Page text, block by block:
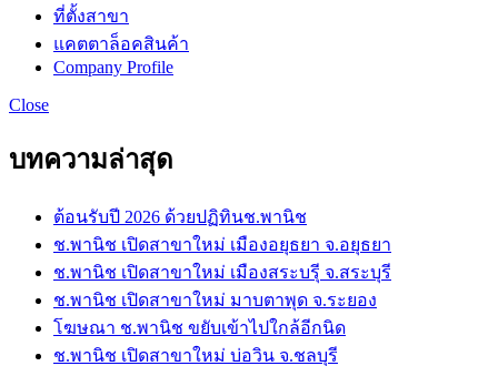
ที่ตั้งสาขา
แคตตาล็อคสินค้า
Company Profile
Close
บทความล่าสุด
ต้อนรับปี 2026 ด้วยปฏิทินช.พานิช
ช.พานิช เปิดสาขาใหม่ เมืองอยุธยา จ.อยุธยา
ช.พานิช เปิดสาขาใหม่ เมืองสระบรุี จ.สระบุรี
ช.พานิช เปิดสาขาใหม่ มาบตาพุด จ.ระยอง
โฆษณา ช.พานิช ขยับเข้าไปใกล้อีกนิด
ช.พานิช เปิดสาขาใหม่ บ่อวิน จ.ชลบุรี